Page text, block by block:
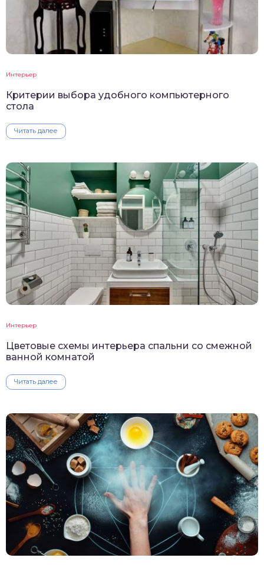
Интерьер
Критерии выбора удобного компьютерного
стола
Читать далее
Интерьер
Цветовые схемы интерьера спальни со смежной
ванной комнатой
Читать далее